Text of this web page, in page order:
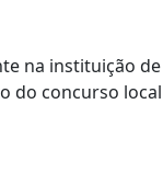
na instituição de
do concurso local